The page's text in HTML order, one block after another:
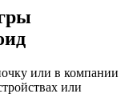
или в компании
или